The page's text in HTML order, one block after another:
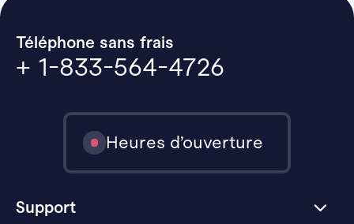
Téléphone sans frais
+ 1-833-564-4726
Heures d’ouverture
Support